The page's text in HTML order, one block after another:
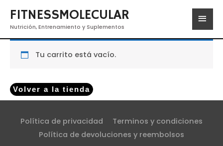
FITNESSMOLECULAR
Nutrición, Entrenamiento y Suplementos
Tu carrito está vacío.
Volver a la tienda
Política de privacidad
Terminos y condiciones
Política de devoluciones y reembolsos